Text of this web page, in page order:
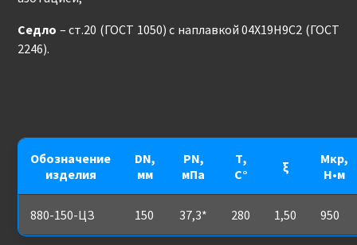
Седло – ст.20 (ГОСТ 1050) с наплавкой 04Х19Н9С2 (ГОСТ
2246).
Обозначение
изделия
DN,
мм
PN,
мПа
Т,
С°
ξ
Мкр,
Н•м
880-150-ЦЗ 150 37,3* 280 1,50 950